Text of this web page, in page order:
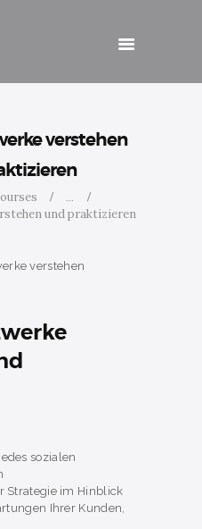
verstehen
...
und praktizieren
sozialen
Strategie im Hinblick
Ihrer Kunden,